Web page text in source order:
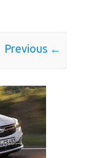
← Previous